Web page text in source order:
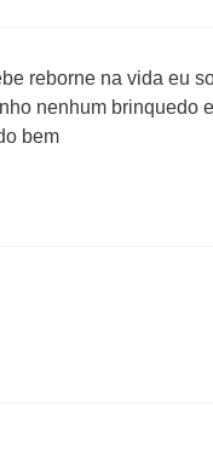
reborne na vida eu
nenhum brinquedo
bem